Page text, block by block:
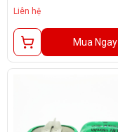
Liên hệ
Mua Ngay